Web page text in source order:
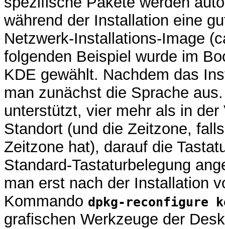
während der Installation eine
Netzwerk-Installations-Image
folgenden Beispiel wurde im
KDE gewählt. Nachdem das
man zunächst die Sprache
unterstützt, vier mehr als in
Standort (und die Zeitzone,
Zeitzone hat), darauf die
Standard-Tastaturbelegung
man erst nach der Installation
Kommando dpkg-reconfigure
grafischen Werkzeuge der